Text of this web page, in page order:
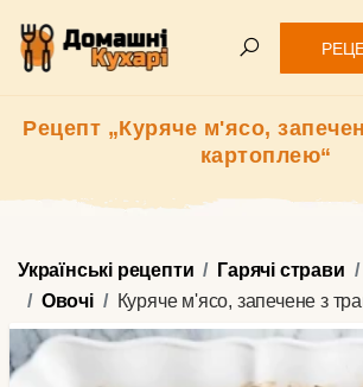
Рецепт „Куряче м'ясо,
картоплею“
Українські рецепти Гарячі страви
Овочі
Куряче м'ясо, запечене з